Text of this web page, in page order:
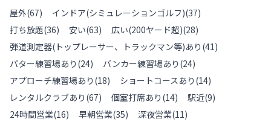
屋外(67) インドア(シミュレーションゴルフ)(37)
打ち放題(36) 安い(63) 広い(200ヤード超)(28)
弾道測定器(トップレーサー、トラックマン等)あり (41)
パター練習場あり (24) バンカー練習場あり (24)
アプローチ練習場あり (18) ショートコースあり (14)
レンタルクラブあり (67) 個室打席あり (14) 駅近(9)
24時間営業(16) 早朝営業(35) 深夜営業(11)